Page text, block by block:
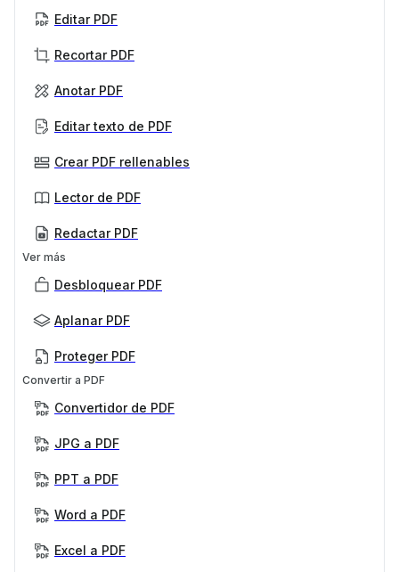
Editar PDF
Recortar PDF
Anotar PDF
Editar texto de PDF
Crear PDF rellenables
Lector de PDF
Redactar PDF
Ver más
Desbloquear PDF
Aplanar PDF
Proteger PDF
Convertir a PDF
Convertidor de PDF
JPG a PDF
PPT a PDF
Word a PDF
Excel a PDF